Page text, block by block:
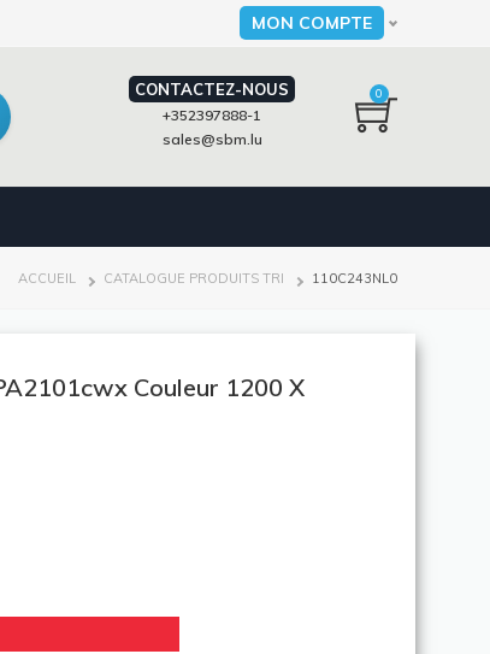
Select your language
MON COMPTE
CONTACTEZ-NOUS
+352397888-1
sales@sbm.lu
0
FIL
ACCUEIL CATALOGUE PRODUITS TRI 110C243NL0
Couleur 1200 X